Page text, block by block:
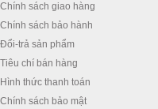
Chính sách giao hàng
Chính sách bảo hành
Đổi-trả sản phẩm
Tiêu chí bán hàng
Hình thức thanh toán
Chính sách bảo mật